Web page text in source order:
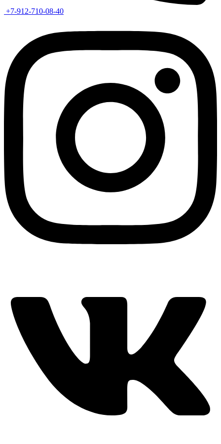
+7-912-710-08-40